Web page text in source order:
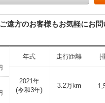
遠方のお客様もお気軽にお
年式 走行距離
2021年
(令和3年)
3.2万km